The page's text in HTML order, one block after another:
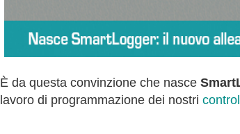
È da questa convinzione che nasce
lavoro di programmazione dei nostri